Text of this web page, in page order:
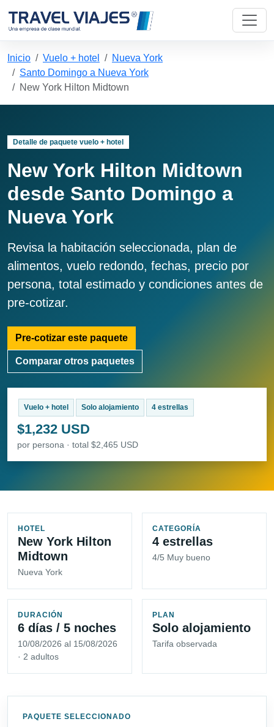
Inicio Vuelo + hotel
Nueva York
Santo Domingo a Nueva York
New York Hilton Midtown
Detalle de paquete vuelo + hotel
New York Hilton Midtown
desde Santo Domingo a
Nueva York
Revisa la habitación seleccionada, plan de
alimentos, vuelo redondo, fechas, precio por
persona, total estimado y condiciones antes de
pre-cotizar.
Pre-cotizar este paquete
Comparar otros paquetes
Vuelo + hotel Solo alojamiento 4 estrellas
$1,232 USD
por persona · total $2,465 USD
HOTEL
New York Hilton
Midtown
Nueva York
CATEGORÍA
4 estrellas
4/5 Muy bueno
DURACIÓN
6 días / 5 noches
10/08/2026 al 15/08/2026
· 2 adultos
PLAN
Solo alojamiento
Tarifa observada
PAQUETE SELECCIONADO